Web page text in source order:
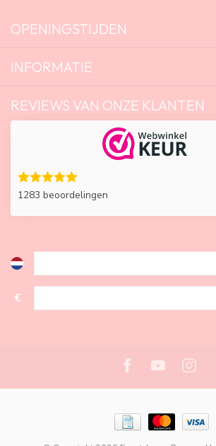
OPENINGSTIJDEN
INFORMATIE
REVIEWS VAN ONZE KLANTEN
1283 beoordelingen
€